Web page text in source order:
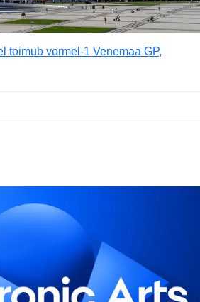
toimub vormel-1 Venemaa GP,